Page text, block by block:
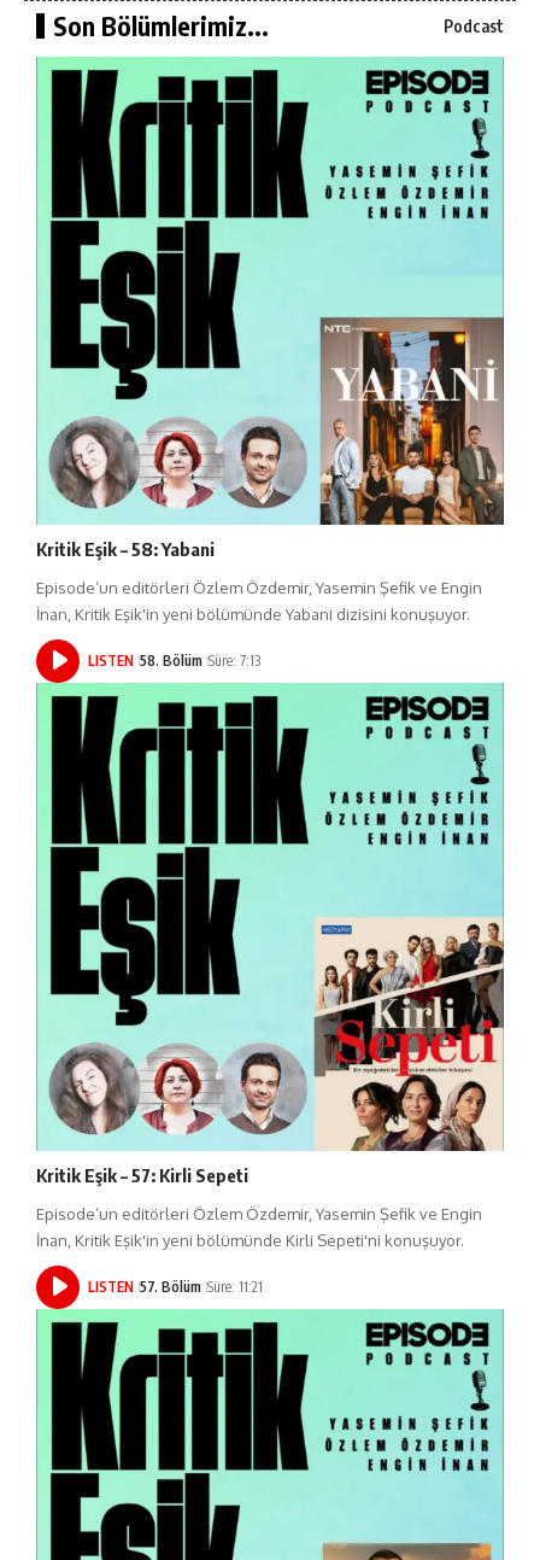
Son Bölümlerimiz... Podcast
Kritik Eşik – 58: Yabani
Episode’un editörleri Özlem Özdemir, Yasemin Şefik ve Engin
İnan, Kritik Eşik'in yeni bölümünde Yabani dizisini konuşuyor.
LISTEN 58. Bölüm Süre: 7:13
Kritik Eşik – 57: Kirli Sepeti
Episode’un editörleri Özlem Özdemir, Yasemin Şefik ve Engin
İnan, Kritik Eşik'in yeni bölümünde Kirli Sepeti'ni konuşuyor.
LISTEN 57. Bölüm Süre: 11:21